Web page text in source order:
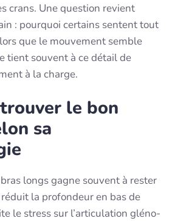
crans. Une question revient
: pourquoi certains sentent tout
que le mouvement semble
tient souvent à ce détail de
à la charge.
le bon
sa
longs gagne souvent à rester
réduit la profondeur en bas de
le stress sur l’articulation gléno-